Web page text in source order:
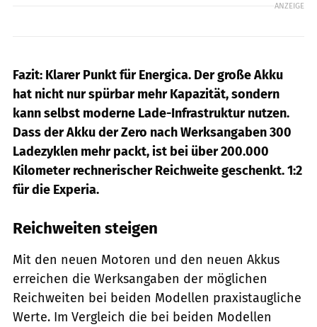
ANZEIGE
Fazit: Klarer Punkt für Energica. Der große Akku
hat nicht nur spürbar mehr Kapazität, sondern
kann selbst moderne Lade-Infrastruktur nutzen.
Dass der Akku der Zero nach Werksangaben 300
Ladezyklen mehr packt, ist bei über 200.000
Kilometer rechnerischer Reichweite geschenkt. 1:2
für die Experia.
Reichweiten steigen
Mit den neuen Motoren und den neuen Akkus
erreichen die Werksangaben der möglichen
Reichweiten bei beiden Modellen praxistaugliche
Werte. Im Vergleich die bei beiden Modellen